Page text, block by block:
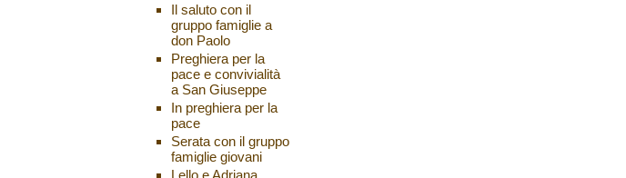
Il saluto con il
gruppo famiglie a
don Paolo
Preghiera per la
pace e convivialità
a San Giuseppe
In preghiera per la
pace
Serata con il gruppo
famiglie giovani
Lello e Adriana